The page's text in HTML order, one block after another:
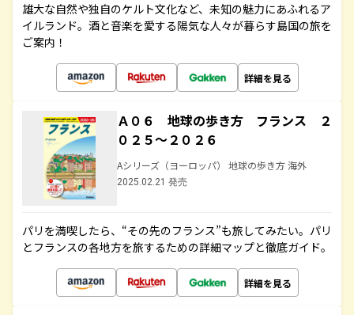
雄大な自然や独自のケルト文化など、未知の魅力にあふれるア
イルランド。酒と音楽を愛する陽気な人々が暮らす島国の旅を
ご案内！
詳細を見る
Ａ０６ 地球の歩き方 フランス ２
０２５～２０２６
Aシリーズ（ヨーロッパ） 地球の歩き方 海外
2025.02.21 発売
パリを満喫したら、“その先のフランス”も旅してみたい。パリ
とフランスの各地方を旅するための詳細マップと徹底ガイド。
詳細を見る